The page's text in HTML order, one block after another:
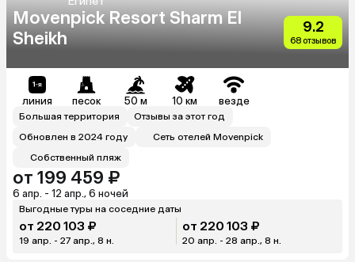
Movenpick Resort Sharm El
Sheikh
9.2
68 отзывов
линия песок 50 м 10 км везде
Большая территория
Отзывы за этот год
Обновлен в 2024 году
Сеть отелей Movenpick
Собственный пляж
от 199 459 ₽
6 апр. - 12 апр., 6 ночей
Выгодные туры на соседние даты
от 220 103 ₽
19 апр. - 27 апр., 8 н.
от 220 103 ₽
20 апр. - 28 апр., 8 н.